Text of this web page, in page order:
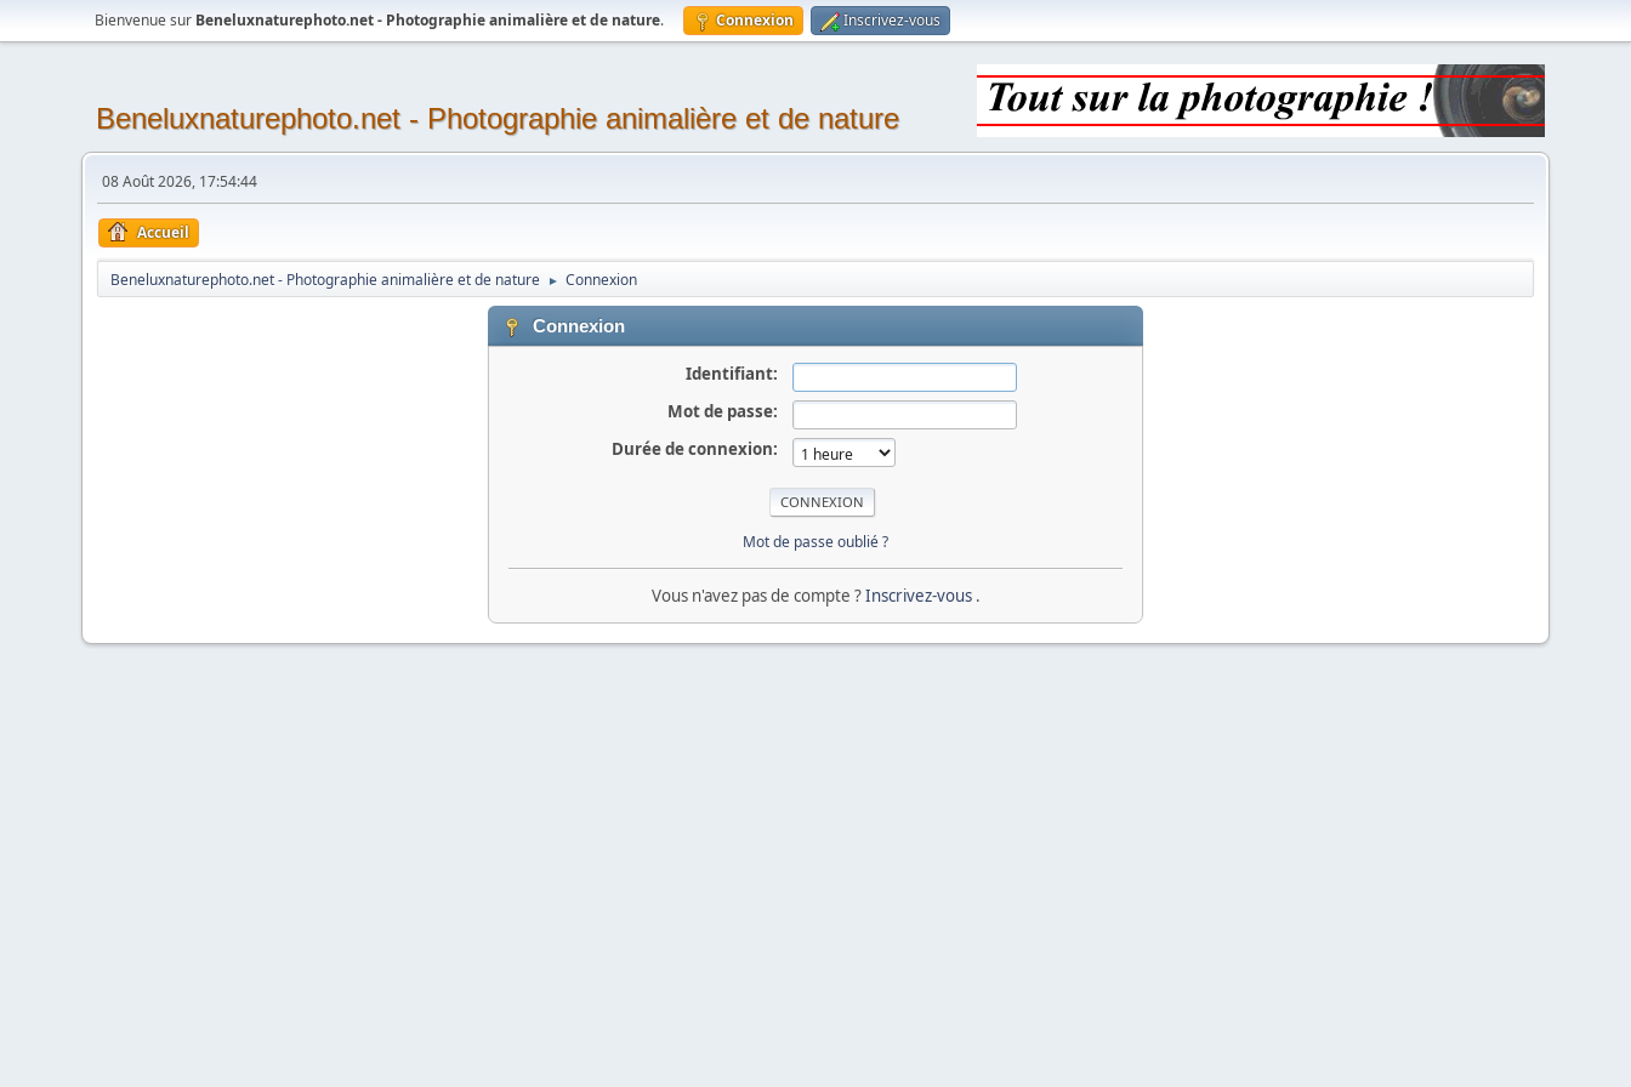
Bienvenue sur Beneluxnaturephoto.net - Photographie animalière et de nature. Connexion Inscrivez-vous
Beneluxnaturephoto.net - Photographie animalière et de nature
08 Août 2026, 17:54:44
Accueil
Beneluxnaturephoto.net - Photographie animalière et de nature ► Connexion
Connexion
Identifiant:
Mot de passe:
Durée de connexion:
Mot de passe oublié ?
Vous n'avez pas de compte ?Inscrivez-vous .